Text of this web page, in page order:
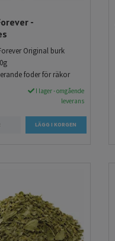
-
Original burk
foder för räkor
I lager - omgående
leverans